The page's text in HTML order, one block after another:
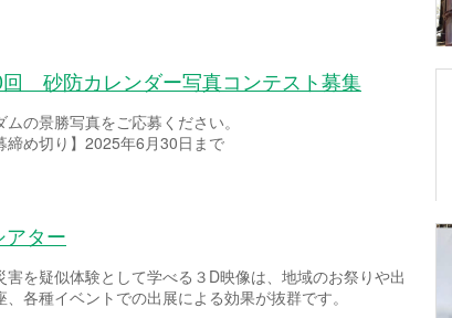
砂防カレンダー写真コンテスト募集
ムの景勝写真をご応募ください。
締め切り】2025年6月30日まで
アター
害を疑似体験として学べる３D映像は、地域のお祭りや出
、各種イベントでの出展による効果が抜群です。